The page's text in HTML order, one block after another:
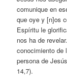
comunique en
que oye y [n]os
Espíritu le
nos ha de
conocimiento de
persona de
14,7).